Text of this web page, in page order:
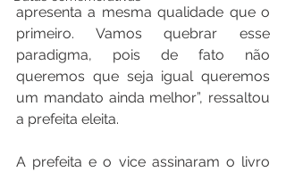
apresenta a mesma qualidade que o
primeiro. Vamos quebrar esse
paradigma, pois de fato não
queremos que seja igual queremos
um mandato ainda melhor”, ressaltou
a prefeita eleita.
A prefeita e o vice assinaram o livro